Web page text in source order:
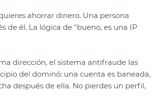
ahorrar dinero. Una persona
de él. La lógica de "bueno, es una IP
dirección, el sistema antifraude las
del dominó: una cuenta es baneada,
después de ella. No pierdes un perfil,